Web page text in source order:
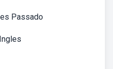
Passado